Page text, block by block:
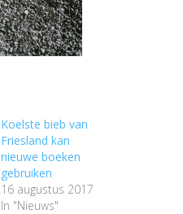
Koelste bieb van
Friesland kan
nieuwe boeken
gebruiken
16 augustus 2017
In "Nieuws"